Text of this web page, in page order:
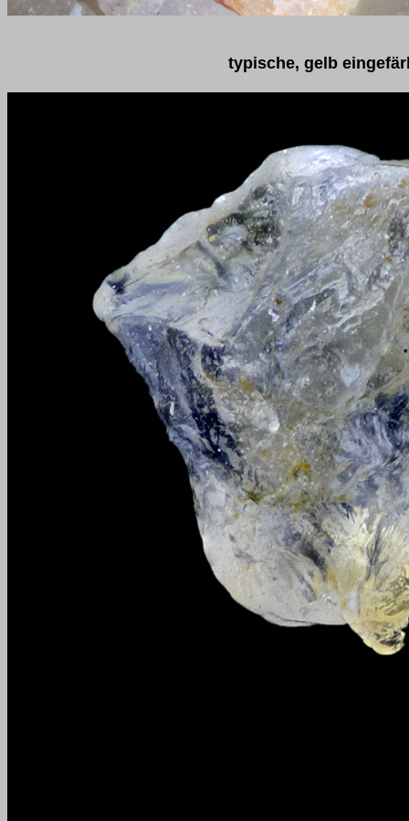
typische, gelb